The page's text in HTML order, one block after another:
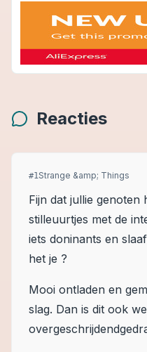
Reacties
#1Strange &amp; Things
Fijn dat jullie genoten
stilleuurtjes met de
iets doninants en
het je ?
Mooi ontladen en
slag. Dan is dit ook